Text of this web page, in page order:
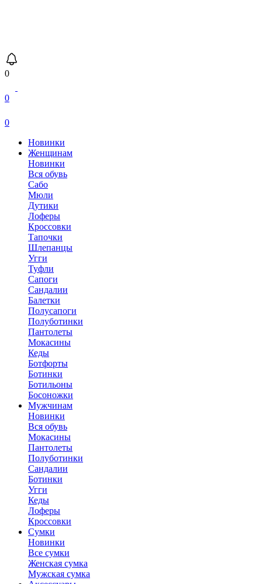
0
0
0
Новинки
Женщинам
Новинки
Вся обувь
Сабо
Мюли
Дутики
Лоферы
Кроссовки
Тапочки
Шлепанцы
Угги
Туфли
Сапоги
Сандалии
Балетки
Полусапоги
Полуботинки
Пантолеты
Мокасины
Кеды
Ботфорты
Ботинки
Ботильоны
Босоножки
Мужчинам
Новинки
Вся обувь
Мокасины
Пантолеты
Полуботинки
Сандалии
Ботинки
Угги
Кеды
Лоферы
Кроссовки
Сумки
Новинки
Все сумки
Женская сумка
Мужская сумка